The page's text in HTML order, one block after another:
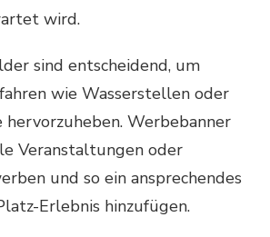
wird.
sind entscheidend, um
wie Wasserstellen oder
Werbebanner
Veranstaltungen oder
und so ein ansprechendes
Erlebnis hinzufügen.